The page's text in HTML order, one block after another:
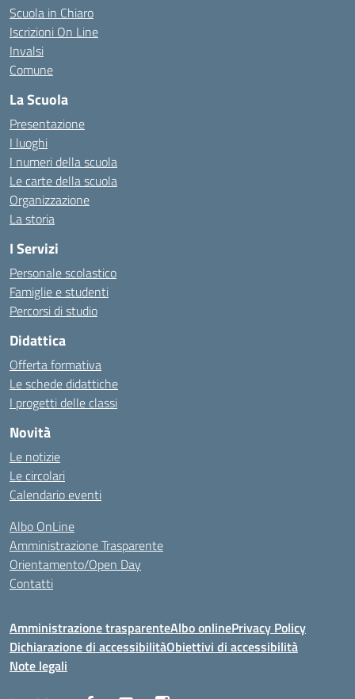
Scuola in Chiaro
Iscrizioni On Line
Invalsi
Comune
La Scuola
Presentazione
I luoghi
I numeri della scuola
Le carte della scuola
Organizzazione
La storia
I Servizi
Personale scolastico
Famiglie e studenti
Percorsi di studio
Didattica
Offerta formativa
Le schede didattiche
I progetti delle classi
Novità
Le notizie
Le circolari
Calendario eventi
Albo OnLine
Amministrazione Trasparente
Orientamento/Open Day
Contatti
Amministrazione trasparenteAlbo onlinePrivacy Policy
Dichiarazione di accessibilitàObiettivi di accessibilità
Note legali